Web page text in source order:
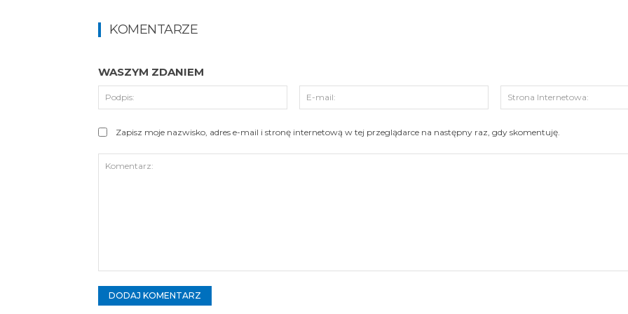
KOMENTARZE
WASZYM ZDANIEM
Podpis:
mail:
Zapisz moje nazwisko, adres e-mail i stronę internetową w tej przeglądarce na następny raz, gdy skomentuję.